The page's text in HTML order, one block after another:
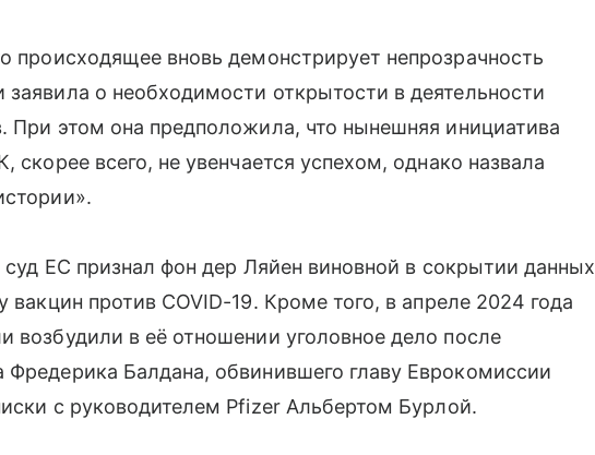
происходящее вновь демонстрирует непрозрачность
о необходимости открытости в деятельности
При этом она предположила, что нынешняя инициатива
скорее всего, не увенчается успехом, однако назвала
суд ЕС признал фон дер Ляйен виновной в сокрытии данных
вакцин против COVID-19. Кроме того, в апреле 2024 года
возбудили в её отношении уголовное дело после
Фредерика Балдана, обвинившего главу Еврокомиссии
с руководителем Pfizer Альбертом Бурлой.